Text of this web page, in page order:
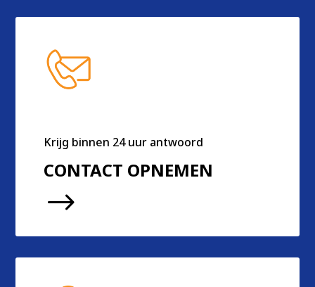
Krijg binnen 24 uur antwoord
CONTACT OPNEMEN
$